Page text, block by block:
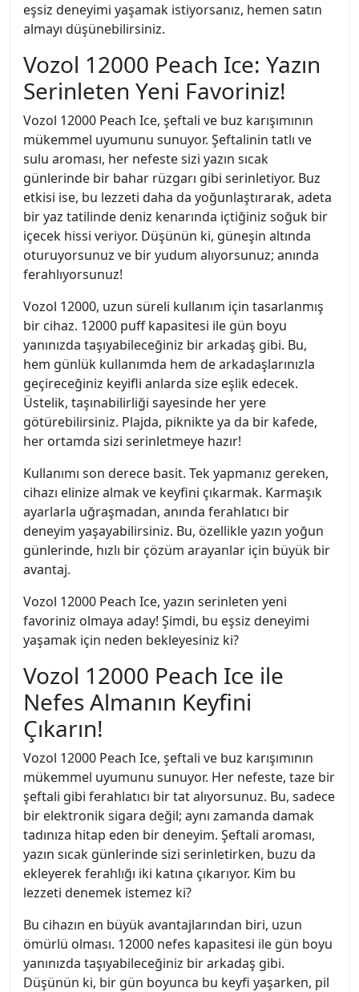
eşsiz deneyimi yaşamak istiyorsanız, hemen satın
almayı düşünebilirsiniz.
Vozol 12000 Peach Ice: Yazın
Serinleten Yeni Favoriniz!
Vozol 12000 Peach Ice, şeftali ve buz karışımının
mükemmel uyumunu sunuyor. Şeftalinin tatlı ve
sulu aroması, her nefeste sizi yazın sıcak
günlerinde bir bahar rüzgarı gibi serinletiyor. Buz
etkisi ise, bu lezzeti daha da yoğunlaştırarak, adeta
bir yaz tatilinde deniz kenarında içtiğiniz soğuk bir
içecek hissi veriyor. Düşünün ki, güneşin altında
oturuyorsunuz ve bir yudum alıyorsunuz; anında
ferahlıyorsunuz!
Vozol 12000, uzun süreli kullanım için tasarlanmış
bir cihaz. 12000 puff kapasitesi ile gün boyu
yanınızda taşıyabileceğiniz bir arkadaş gibi. Bu,
hem günlük kullanımda hem de arkadaşlarınızla
geçireceğiniz keyifli anlarda size eşlik edecek.
Üstelik, taşınabilirliği sayesinde her yere
götürebilirsiniz. Plajda, piknikte ya da bir kafede,
her ortamda sizi serinletmeye hazır!
Kullanımı son derece basit. Tek yapmanız gereken,
cihazı elinize almak ve keyfini çıkarmak. Karmaşık
ayarlarla uğraşmadan, anında ferahlatıcı bir
deneyim yaşayabilirsiniz. Bu, özellikle yazın yoğun
günlerinde, hızlı bir çözüm arayanlar için büyük bir
avantaj.
Vozol 12000 Peach Ice, yazın serinleten yeni
favoriniz olmaya aday! Şimdi, bu eşsiz deneyimi
yaşamak için neden bekleyesiniz ki?
Vozol 12000 Peach Ice ile
Nefes Almanın Keyfini
Çıkarın!
Vozol 12000 Peach Ice, şeftali ve buz karışımının
mükemmel uyumunu sunuyor. Her nefeste, taze bir
şeftali gibi ferahlatıcı bir tat alıyorsunuz. Bu, sadece
bir elektronik sigara değil; aynı zamanda damak
tadınıza hitap eden bir deneyim. Şeftali aroması,
yazın sıcak günlerinde sizi serinletirken, buzu da
ekleyerek ferahlığı iki katına çıkarıyor. Kim bu
lezzeti denemek istemez ki?
Bu cihazın en büyük avantajlarından biri, uzun
ömürlü olması. 12000 nefes kapasitesi ile gün boyu
yanınızda taşıyabileceğiniz bir arkadaş gibi.
Düşünün ki, bir gün boyunca bu keyfi yaşarken, pil